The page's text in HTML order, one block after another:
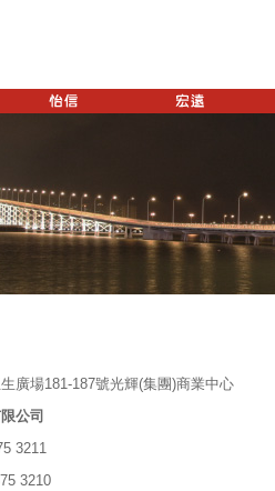
廣場181-187號光輝(集團)商業中心
公司
3211
3210